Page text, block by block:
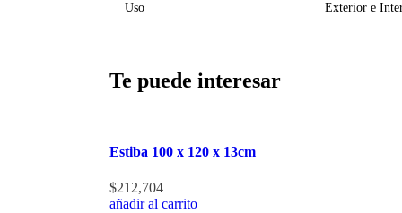
Uso Exterior e
Te puede interesar
Estiba 100 x 120 x 13cm
$212,704
añadir al carrito